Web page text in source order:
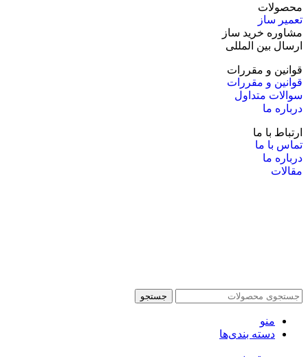
محصولات
تعمیر ساز
مشاوره خرید ساز
ارسال بین المللی
قوانین و مقررات
قوانین و مقررات
سوالات متداول
درباره ما
ارتباط با ما
تماس با ما
درباره ما
مقالات
جستجو
منو
دسته بندی‌ها